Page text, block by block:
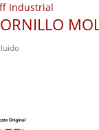
Industrial